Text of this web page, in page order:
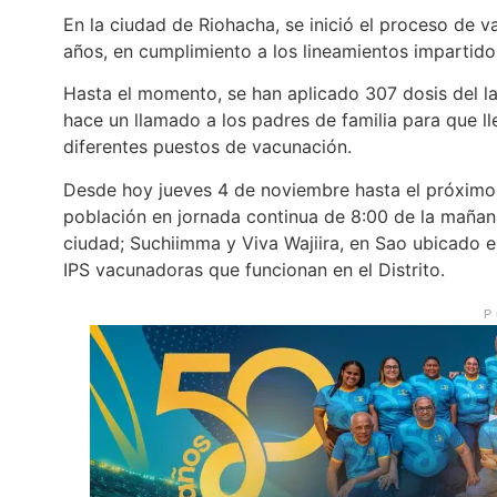
En la ciudad de Riohacha, se inició el proceso de
años, en cumplimiento a los lineamientos
Hasta el momento, se han aplicado 307 dosis del
hace un llamado a los padres de familia para que
diferentes puestos de vacunación.
Desde hoy jueves 4 de noviembre hasta el
población en jornada continua de 8:00 de la
ciudad; Suchiimma y Viva Wajiira, en Sao ubicado
IPS vacunadoras que funcionan en el Distrito.